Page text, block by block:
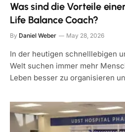
Was sind die Vorteile
Life Balance Coach?
By Daniel Weber May 28, 2026
In der heutigen schnelllebigen
Welt suchen immer mehr
Leben besser zu organisieren